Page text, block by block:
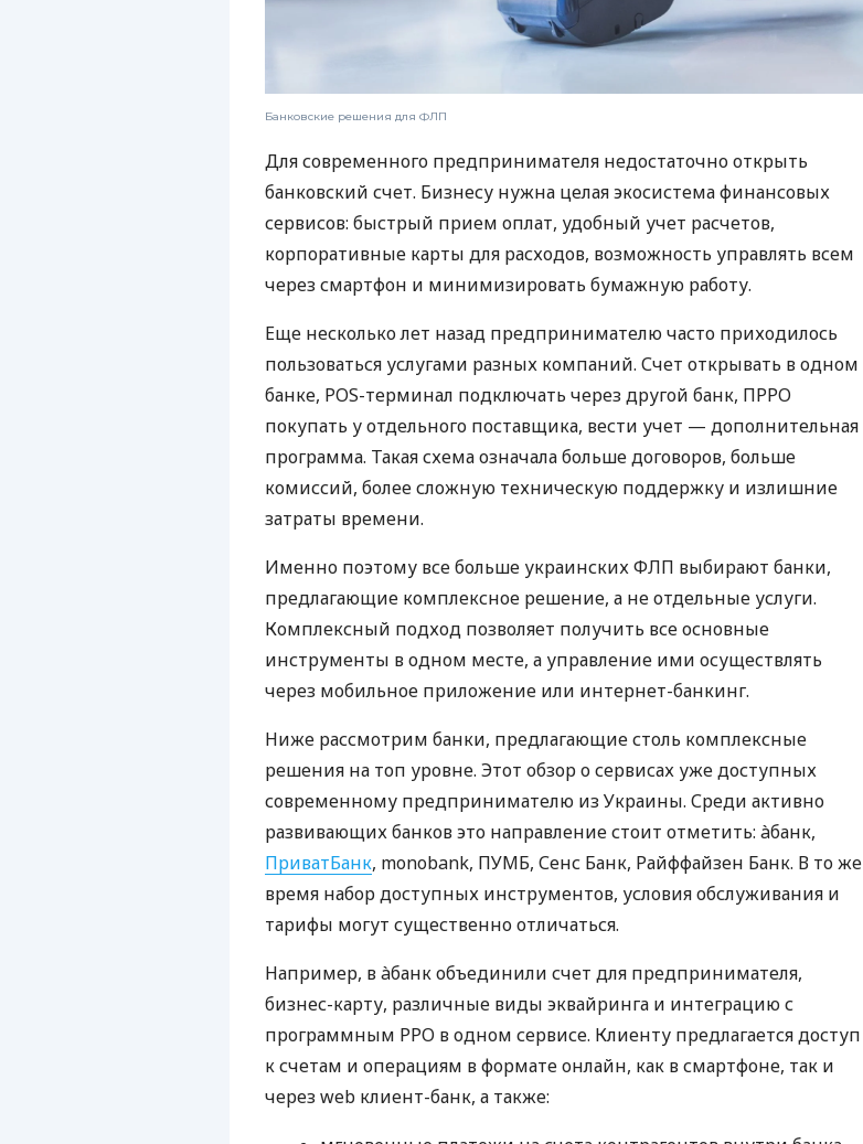
Банковские решения для ФЛП
Для современного предпринимателя недостаточно открыть
банковский счет. Бизнесу нужна целая экосистема финансовых
сервисов: быстрый прием оплат, удобный учет расчетов,
корпоративные карты для расходов, возможность управлять всем
через смартфон и минимизировать бумажную работу.
Еще несколько лет назад предпринимателю часто приходилось
пользоваться услугами разных компаний. Счет открывать в одном
банке, POS-терминал подключать через другой банк, ПРРО
покупать у отдельного поставщика, вести учет — дополнительная
программа. Такая схема означала больше договоров, больше
комиссий, более сложную техническую поддержку и излишние
затраты времени.
Именно поэтому все больше украинских ФЛП выбирают банки,
предлагающие комплексное решение, а не отдельные услуги.
Комплексный подход позволяет получить все основные
инструменты в одном месте, а управление ими осуществлять
через мобильное приложение или интернет-банкинг.
Ниже рассмотрим банки, предлагающие столь комплексные
решения на топ уровне. Этот обзор о сервисах уже доступных
современному предпринимателю из Украины. Среди активно
развивающих банков это направление стоит отметить: àбанк,
ПриватБанк, monobank, ПУМБ, Сенс Банк, Райффайзен Банк. В то же
время набор доступных инструментов, условия обслуживания и
тарифы могут существенно отличаться.
Например, в àбанк объединили счет для предпринимателя,
бизнес-карту, различные виды эквайринга и интеграцию с
программным РРО в одном сервисе. Клиенту предлагается доступ
к счетам и операциям в формате онлайн, как в смартфоне, так и
через web клиент-банк, а также: